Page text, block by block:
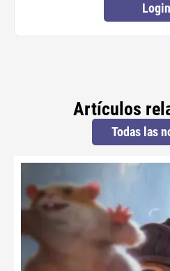
Login
Artículos
Todas las